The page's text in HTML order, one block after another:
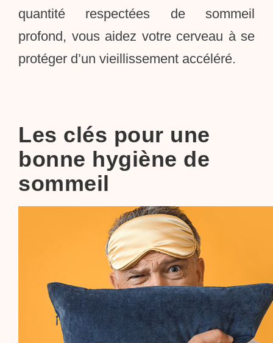
quantité respectées de sommeil
profond, vous aidez votre cerveau à se
protéger d’un vieillissement accéléré.
Les clés pour une
bonne hygiène de
sommeil